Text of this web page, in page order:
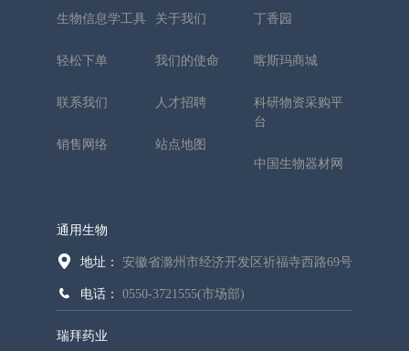
生物信息学工具
轻松下单
联系我们
销售网络
关于我们
我们的使命
人才招聘
站点地图
丁香园
喀斯玛商城
科研物资采购平
台
中国生物器材网
通用生物
地址： 安徽省滁州市经济开发区祈福寺西路69号
电话： 0550-3721555(市场部)
瑞拜药业